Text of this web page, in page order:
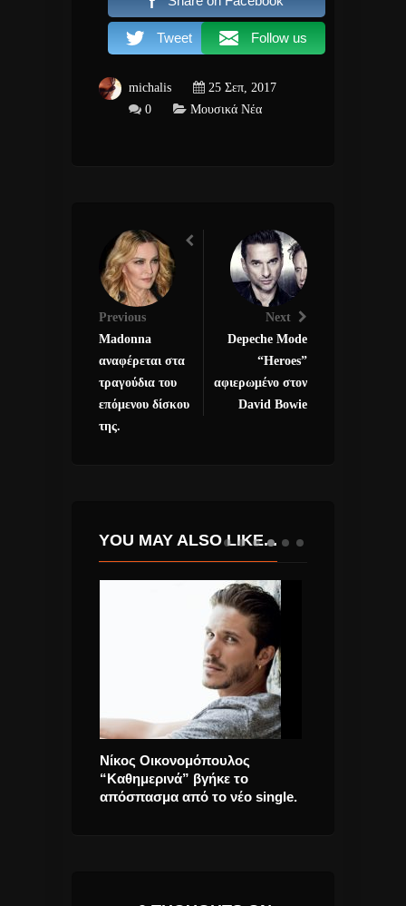
Tweet Follow us
michalis
25 Σεπ, 2017
0
Μουσικά Νέα
Previous
Madonna
αναφέρεται στα
τραγούδια του
επόμενου δίσκου
της.
Next
Depeche Mode
“Heroes”
αφιερωμένο στον
David Bowie
YOU MAY ALSO LIKE...
Νίκος Οικονομόπουλος
“Καθημερινά” βγήκε το
απόσπασμα από το νέο single.